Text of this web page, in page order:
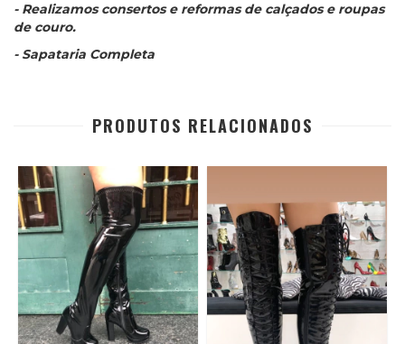
- Realizamos consertos e reformas de calçados e roupas
de couro.
- Sapataria Completa
PRODUTOS RELACIONADOS